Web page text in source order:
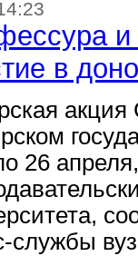
в
26
службы